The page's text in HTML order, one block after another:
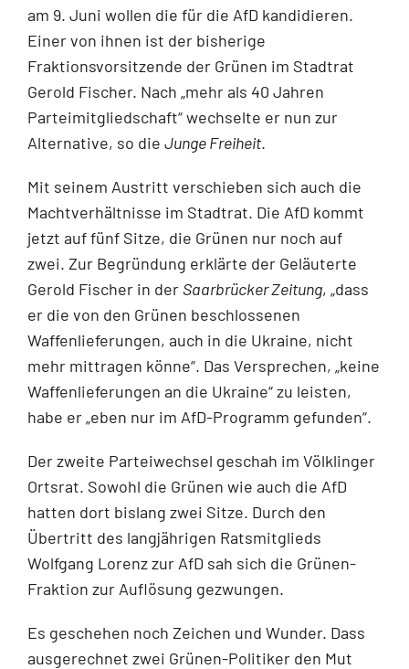
am 9. Juni wollen die für die AfD kandidieren.
Einer von ihnen ist der bisherige
Fraktionsvorsitzende der Grünen im Stadtrat
Gerold Fischer. Nach „mehr als 40 Jahren
Parteimitgliedschaft“ wechselte er nun zur
Alternative, so die Junge Freiheit.
Mit seinem Austritt verschieben sich auch die
Machtverhältnisse im Stadtrat. Die AfD kommt
jetzt auf fünf Sitze, die Grünen nur noch auf
zwei. Zur Begründung erklärte der Geläuterte
Gerold Fischer in der Saarbrücker Zeitung, „dass
er die von den Grünen beschlossenen
Waffenlieferungen, auch in die Ukraine, nicht
mehr mittragen könne“. Das Versprechen, „keine
Waffenlieferungen an die Ukraine“ zu leisten,
habe er „eben nur im AfD-Programm gefunden“.
Der zweite Parteiwechsel geschah im Völklinger
Ortsrat. Sowohl die Grünen wie auch die AfD
hatten dort bislang zwei Sitze. Durch den
Übertritt des langjährigen Ratsmitglieds
Wolfgang Lorenz zur AfD sah sich die Grünen-
Fraktion zur Auflösung gezwungen.
Es geschehen noch Zeichen und Wunder. Dass
ausgerechnet zwei Grünen-Politiker den Mut